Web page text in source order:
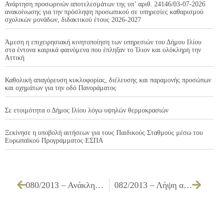
Ανάρτηση προσωρινών αποτελεσμάτων της υπ’ αριθ. 24146/03-07-2026
ανακοίνωσης για την πρόσληψη προσωπικού σε υπηρεσίες καθαρισμού
σχολικών μονάδων, διδακτικού έτους 2026-2027
Άμεση η επιχειρησιακή κινητοποίηση των υπηρεσιών του Δήμου Ιλίου
στα έντονα καιρικά φαινόμενα που έπληξαν το Ίλιον και ολόκληρη την
Αττική
Καθολική απαγόρευση κυκλοφορίας, διέλευσης και παραμονής προσώπων
και οχημάτων για την οδό Πανοράματος
Σε ετοιμότητα ο Δήμος Ιλίου λόγω υψηλών θερμοκρασιών
Ξεκίνησε η υποβολή αιτήσεων για τους Παιδικούς Σταθμούς μέσω του
Ευρωπαϊκού Προγράμματος ΕΣΠΑ
080/2013 – Ανάκληση προέγκρισης ίδρυσης καταστήματος υγειονομικού ενδιαφέροντος «Επιχείρηση λιανικής και χονδρικής διάθεσης τροφίμων και ποτών – πρατήριο άρτου» στη Βάχλα Αγγελική, επί της οδού Χίου 73, στο Ίλιον 082/2013 – Λήψη απόφασης για προέγκριση ίδρυσης καταστημάτων υγειονομικού ενδιαφέροντος